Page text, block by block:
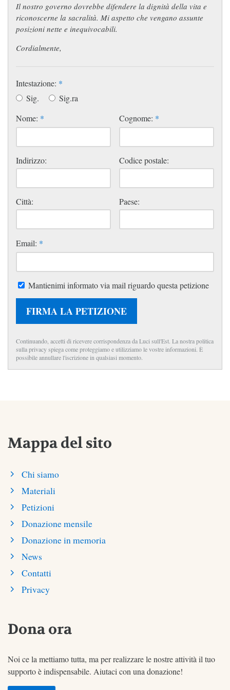
Il nostro governo dovrebbe difendere la dignità della vita e
riconoscerne la sacralità. Mi aspetto che vengano assunte
posizioni nette e inequivocabili.
Cordialmente,
Intestazione: *
Sig.
Sig.ra
Nome: * Cognome: *
Indirizzo: Codice postale:
Città: Paese:
Email: *
Mantienimi informato via mail riguardo questa petizione
FIRMA LA PETIZIONE
Continuando, accetti di ricevere corrispondenza da Luci sull'Est. La nostra politica
sulla privacy spiega come proteggiamo e utilizziamo le vostre informazioni. È
possibile annullare l'iscrizione in qualsiasi momento.
Mappa del sito
Chi siamo
Materiali
Petizioni
Donazione mensile
Donazione in memoria
News
Contatti
Privacy
Dona ora
Noi ce la mettiamo tutta, ma per realizzare le nostre attività il tuo
supporto è indispensabile. Aiutaci con una donazione!